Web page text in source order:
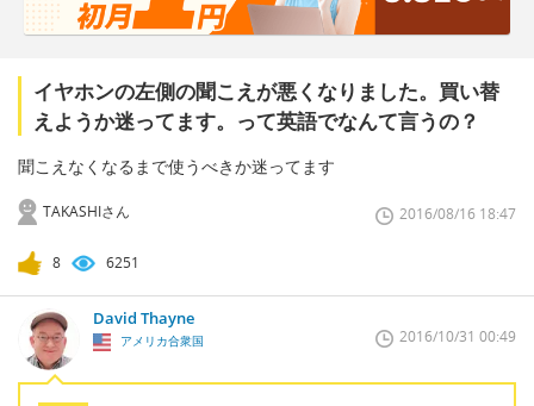
イヤホンの左側の聞こえが悪くなりました。買い替
えようか迷ってます。って英語でなんて言うの？
聞こえなくなるまで使うべきか迷ってます
TAKASHIさん 2016/08/16 18:47
8 6251
David Thayne
アメリカ合衆国 2016/10/31 00:49